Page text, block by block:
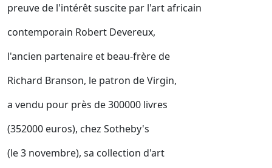
preuve de l'intérêt suscite par l'art africain
contemporain Robert Devereux,
l'ancien partenaire et beau-frère de
Richard Branson, le patron de Virgin,
a vendu pour près de 300000 livres
(352000 euros), chez Sotheby's
(le 3 novembre), sa collection d'art